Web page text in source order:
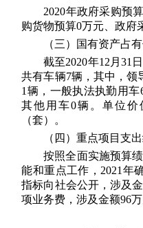
2020年政府采购预
购货物预算0万元、政府
（三）国有资产占
截至2020年12月31
共有车辆7辆，其中，领
1辆，一般执法执勤用车
其他用车0辆。单位价
（套）。
（四）重点项目支
按照全面实施预算
能和重点工作，2021年
指标向社会公开，涉及
项业务费，涉及金额96万